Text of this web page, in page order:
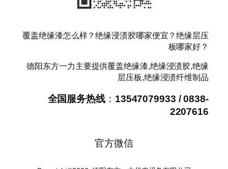
覆盖绝缘漆怎么样？绝缘浸渍胶哪家便宜？绝缘层压
板哪家好？
德阳东方一力主要提供覆盖绝缘漆,绝缘浸渍胶,绝缘
层压板,绝缘浸渍纤维制品
全国服务热线： 13547079933 / 0838-
2207616
官方微信